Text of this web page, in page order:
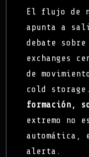
El flujo de
apunta a
debate
exchanges
de
cold
formación,
extremo no
automática,
alerta.